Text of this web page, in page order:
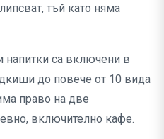
тъй като няма
напитки са включени в
до повече от 10 вида
право на две
включително кафе.